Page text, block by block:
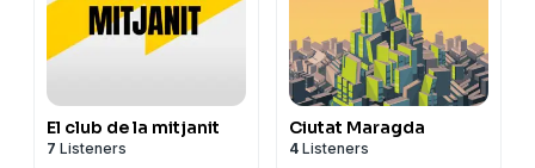
El club de la mitjanit
7 Listeners
Ciutat Maragda
4 Listeners